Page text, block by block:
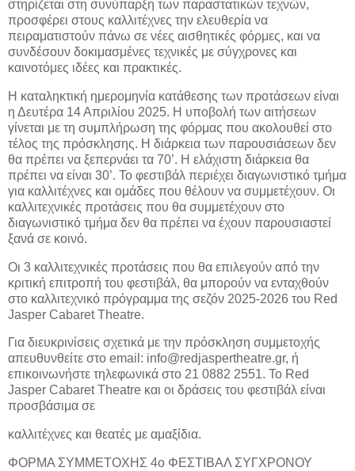
στηρίζεται στη συνύπαρξη των παραστατικών τεχνών,
προσφέρει στους καλλιτέχνες την ελευθερία να
πειραματιστούν πάνω σε νέες αισθητικές φόρμες, και να
συνδέσουν δοκιμασμένες τεχνικές με σύγχρονες και
καινοτόμες ιδέες και πρακτικές.
Η καταληκτική ημερομηνία κατάθεσης των προτάσεων είναι
η Δευτέρα 14 Απριλίου 2025. Η υποβολή των αιτήσεων
γίνεται με τη συμπλήρωση της φόρμας που ακολουθεί στο
τέλος της πρόσκλησης. Η διάρκεια των παρουσιάσεων δεν
θα πρέπει να ξεπερνάει τα 70’. Η ελάχιστη διάρκεια θα
πρέπει να είναι 30’. Το φεστιβάλ περιέχει διαγωνιστικό τμήμα
για καλλιτέχνες και ομάδες που θέλουν να συμμετέχουν. Οι
καλλιτεχνικές προτάσεις που θα συμμετέχουν στο
διαγωνιστικό τμήμα δεν θα πρέπει να έχουν παρουσιαστεί
ξανά σε κοινό.
Οι 3 καλλιτεχνικές προτάσεις που θα επιλεγούν από την
κριτική επιτροπή του φεστιβάλ, θα μπορούν να ενταχθούν
στο καλλιτεχνικό πρόγραμμα της σεζόν 2025-2026 του Red
Jasper Cabaret Theatre.
Για διευκρινίσεις σχετικά με την πρόσκληση συμμετοχής
απευθυνθείτε στο email: info@redjaspertheatre.gr, ή
επικοινωνήστε τηλεφωνικά στο 21 0882 2551. Το Red
Jasper Cabaret Theatre και οι δράσεις του φεστιβάλ είναι
προσβάσιμα σε
καλλιτέχνες και θεατές με αμαξίδια.
ΦΟΡΜΑ ΣΥΜΜΕΤΟΧΗΣ 4ο ΦΕΣΤΙΒΑΛ ΣΥΓΧΡΟΝΟΥ